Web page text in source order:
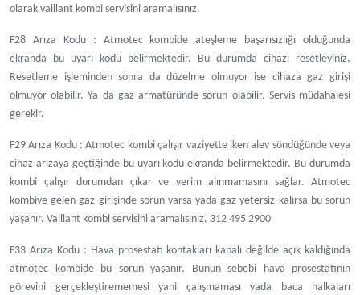
olarak vaillant kombi servisini aramalısınız.
F28 Arıza Kodu : Atmotec kombide ateşleme başarısızlığı olduğunda
ekranda bu uyarı kodu belirmektedir. Bu durumda cihazı resetleyiniz.
Resetleme işleminden sonra da düzelme olmuyor ise cihaza gaz girişi
olmuyor olabilir. Ya da gaz armatüründe sorun olabilir. Servis müdahalesi
gerekir.
F29 Arıza Kodu : Atmotec kombi çalışır vaziyette iken alev söndüğünde veya
cihaz arızaya geçtiğinde bu uyarı kodu ekranda belirmektedir. Bu durumda
kombi çalışır durumdan çıkar ve verim alınmamasını sağlar. Atmotec
kombiye gelen gaz girişinde sorun varsa yada gaz yetersiz kalırsa bu sorun
yaşanır. Vaillant kombi servisini aramalısınız. 312 495 2900
F33 Arıza Kodu : Hava prosestatı kontakları kapalı değilde açık kaldığında
atmotec kombide bu sorun yaşanır. Bunun sebebi hava prosestatının
görevini gerçekleştirememesi yani çalışmaması yada baca halkaları